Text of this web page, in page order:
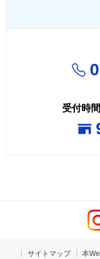
付随する業務
金融商品、信
談の受付のため
信託商品およ
商品およびサ
与信事業に際し
受付時
サイトマップ 本